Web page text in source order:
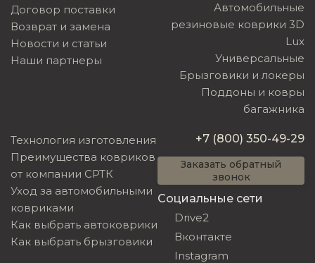
Договор поставки
Возврат и замена
Новости и статьи
Наши партнеры
Автомобильные
резиновые коврики 3D
Lux
Универсальные
Брызговики и локеры
Поддоны и ковры
багажника
Технология изготовления
Преимущества ковриков
от компании СРТК
Уход за автомобильными
ковриками
Как выбрать автоковрики
Как выбрать брызговики
+7 (800) 350-49-29
Заказать обратный
звонок
Социальные сети
Drive2
Вконтакте
Instagram